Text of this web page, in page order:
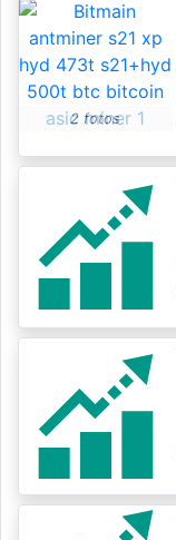
2 fotos